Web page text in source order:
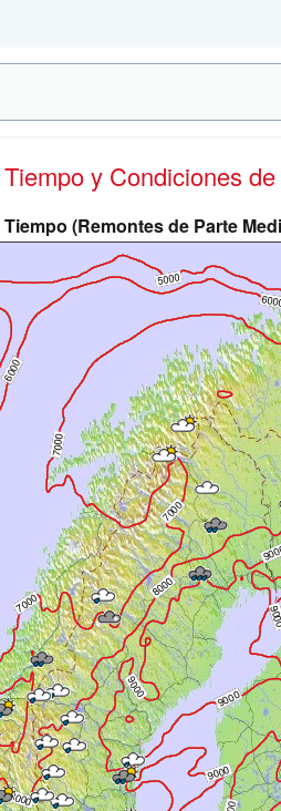
Tiempo y Condiciones
(Remontes de Parte